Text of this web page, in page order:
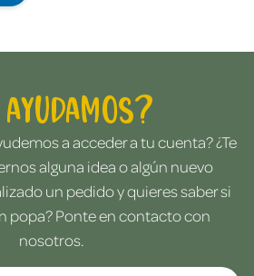
a acceder a tu cuenta? ¿Te
alguna idea o algún nuevo
un pedido y quieres saber si
popa? Ponte en contacto con
nosotros.